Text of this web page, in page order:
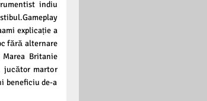
indiu
explicație a
fără alternare
Marea Britanie
jucător martor
beneficiu de-a